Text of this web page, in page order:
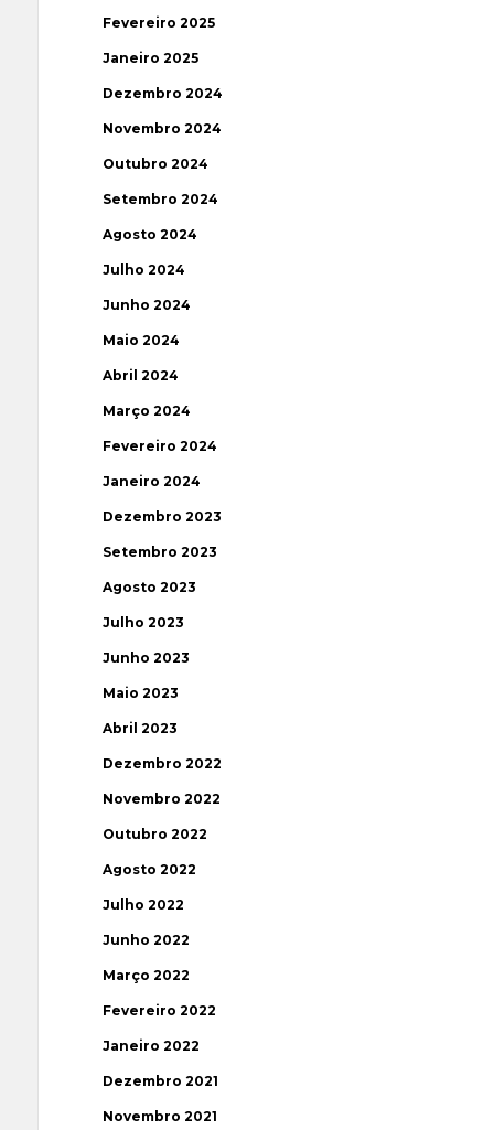
Fevereiro 2025
Janeiro 2025
Dezembro 2024
Novembro 2024
Outubro 2024
Setembro 2024
Agosto 2024
Julho 2024
Junho 2024
Maio 2024
Abril 2024
Março 2024
Fevereiro 2024
Janeiro 2024
Dezembro 2023
Setembro 2023
Agosto 2023
Julho 2023
Junho 2023
Maio 2023
Abril 2023
Dezembro 2022
Novembro 2022
Outubro 2022
Agosto 2022
Julho 2022
Junho 2022
Março 2022
Fevereiro 2022
Janeiro 2022
Dezembro 2021
Novembro 2021